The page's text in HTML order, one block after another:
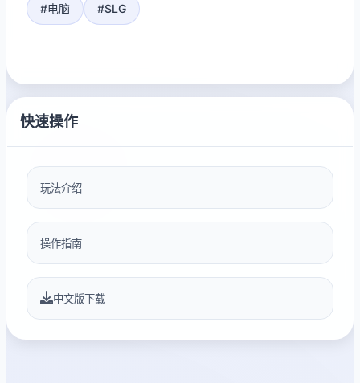
#电脑 #SLG
快速操作
玩法介绍
操作指南
中文版下载